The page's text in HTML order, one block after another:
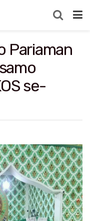
Pariaman
se-